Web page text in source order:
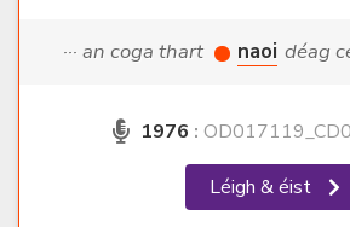
··· an coga thart naoi déag
1976 :
Léigh & éist